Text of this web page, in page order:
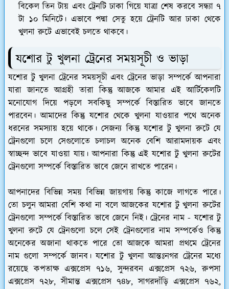
বিকেল তিন টায় এবং ট্রেনটি ঢাকা গিয়ে যাত্রা শেষ করবে সন্ধ্যা ৭
টা ১০ মিনিটে। এভাবে পদ্মা সেতু হয়ে ট্রেনটি আর ঢাকা থেকে
খুলনা রুটে এভাবেই চলতে থাকবে।
যশোর টু খুলনা ট্রেনের সময়সূচী ও ভাড়া
যশোর টু খুলনা ট্রেনের সময়সূচী এবং ট্রেনের ভাড়া সম্পর্কে আপনারা
যারা জানতে আগ্রহী তারা কিন্তু আজকে আমার এই আর্টিকেলটি
মনোযোগ দিয়ে পড়লে সবকিছু সম্পর্কে বিস্তারিত ভাবে জানতে
পারবেন। আমাদের কিন্তু যশোর থেকে খুলনা যাওয়ার পথে অনেক
ধরনের সমস্যায় হয়ে থাকে। সেজন্য কিন্তু যশোর টু খুলনা রুটে যে
ট্রেনগুলো চলে সেগুলোতে চলাচল অনেক বেশি আরামদায়ক এবং
স্বাচ্ছন্দ ভাবে যাওয়া যায়। আপনারা কিন্তু এই যশোর টু খুলনা রুটের
ট্রেনগুলো সম্পর্কে বিস্তারিত ভাবে জেনে রাখতে পারেন।
আপনাদের বিভিন্ন সময় বিভিন্ন জায়গায় কিন্তু কাজে লাগতে পারে।
তো চলুন আমরা বেশি কথা না বলে আজকের যশোর টু খুলনা রুটের
ট্রেনগুলো সম্পর্কে বিস্তারিত ভাবে জেনে নিই। ট্রেনের নাম - যশোর টু
খুলনা রুটে যে ট্রেনগুলো চলে সেই ট্রেনগুলোর নাম সম্পর্কেও কিন্তু
অনেকের অজানা থাকতে পারে তো আজকে আমরা প্রথমে ট্রেনের
নাম গুলো সম্পর্কে জানব। যশোর টু খুলনা আন্তঃনগর ট্রেনের মধ্যে
রয়েছে কপতাক্ষ এক্সপ্রেস ৭১৬, সুন্দরবন এক্সপ্রেস ৭২৬, রুপসা
এক্সপ্রেস ৭২৮, সীমান্ত এক্সপ্রেস ৭৪৮, সাগরদাঁড়ি এক্সপ্রেস ৭৬২,